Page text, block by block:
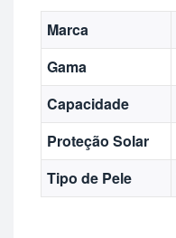
Marca
Gama
Capacidade
Proteção Solar
Tipo de Pele